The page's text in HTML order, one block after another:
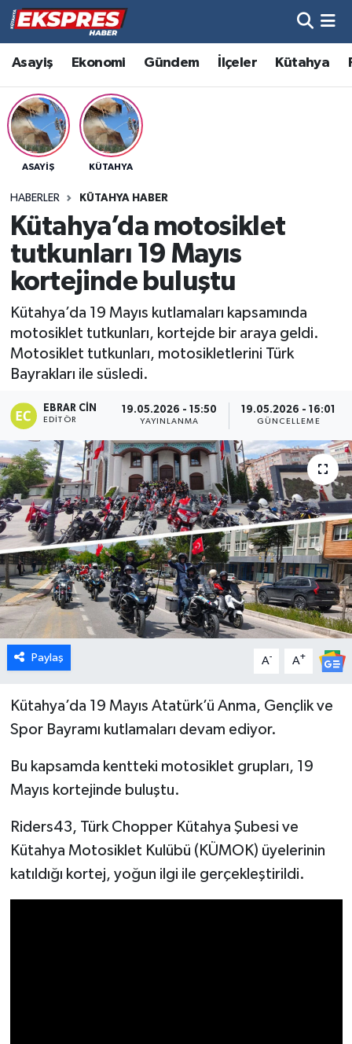
Asayiş Ekonomi Gündem İlçeler Kütahya
ASAYIŞ KÜTAHYA
HABERLER KÜTAHYA HABER
Kütahya’da motosiklet
tutkunları 19 Mayıs
kortejinde buluştu
Kütahya’da 19 Mayıs kutlamaları kapsamında
motosiklet tutkunları, kortejde bir araya geldi.
Motosiklet tutkunları, motosikletlerini Türk
Bayrakları ile süsledi.
EBRAR CIN
EDITÖR
19.05.2026 - 15:50
YAYINLANMA
19.05.2026 - 16:01
GÜNCELLEME
Paylaş A- A+
Kütahya’da 19 Mayıs Atatürk’ü Anma, Gençlik ve
Spor Bayramı kutlamaları devam ediyor.
Bu kapsamda kentteki motosiklet grupları, 19
Mayıs kortejinde buluştu.
Riders43, Türk Chopper Kütahya Şubesi ve
Kütahya Motosiklet Kulübü (KÜMOK) üyelerinin
katıldığı kortej, yoğun ilgi ile gerçekleştirildi.
Altıntaş
Asayiş
Aslanapa
Bölge
Çavdarhisar
Dumlupınar
Dünya
Eğitim
Ekonomi
Emet
Foto Galeri
Gediz
Genel
Gündem
Hisarcık
İlçeler
Köşe Yazıları
Kültür Sanat
Kütahya
Magazin
Hava Durumu
Trafik Durumu
Süper Lig Puan Durumu ve Fikstür
Son Dakika Haberleri
Haber Arşivi